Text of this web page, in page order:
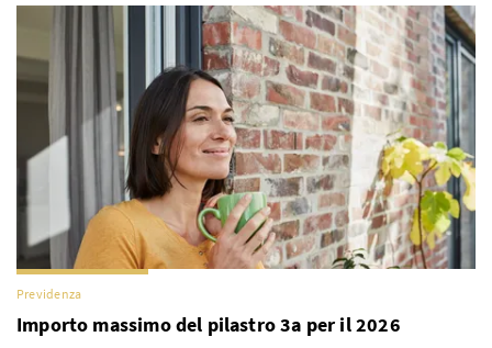
Previdenza
Importo massimo del pilastro 3a per il 2026